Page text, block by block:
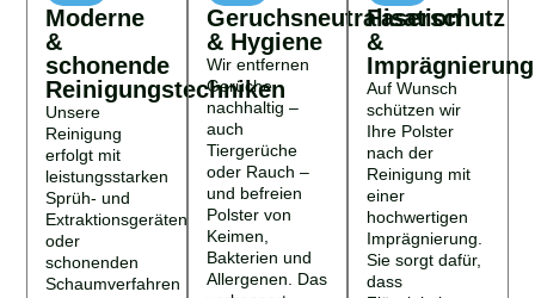
Moderne
&
schonende
Reinigungstechniken
Unsere
Reinigung
erfolgt mit
leistungsstarken
Sprüh- und
Extraktionsgeräten
oder
schonenden
Schaumverfahren
Geruchsneutralisation
& Hygiene
Wir entfernen
Gerüche
nachhaltig –
auch
Tiergerüche
oder Rauch –
und befreien
Polster von
Keimen,
Bakterien und
Allergenen. Das
Faserschutz
&
Imprägnierung
Auf Wunsch
schützen wir
Ihre Polster
nach der
Reinigung mit
einer
hochwertigen
Imprägnierung.
Sie sorgt dafür,
dass